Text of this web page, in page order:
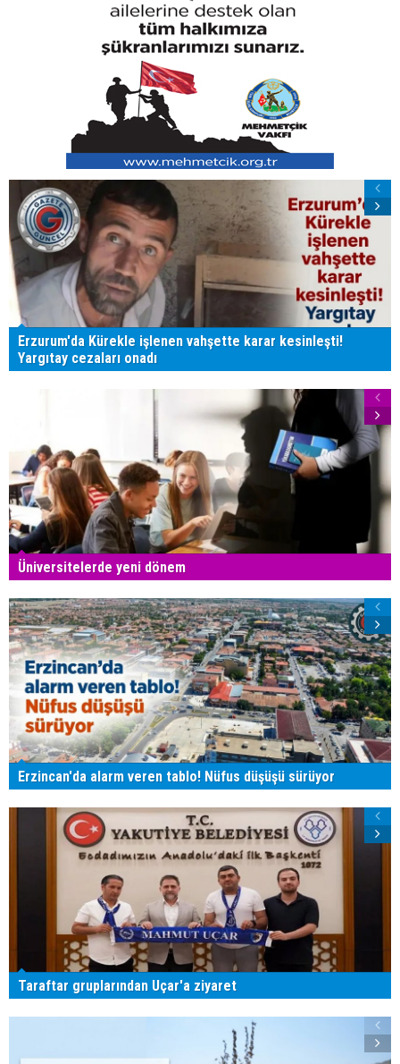
Erzurum'da Kürekle işlenen vahşette karar kesinleşti!
Yargıtay cezaları onadı
Üniversitelerde yeni dönem
Erzincan'da alarm veren tablo! Nüfus düşüşü sürüyor
Taraftar gruplarından Uçar'a ziyaret